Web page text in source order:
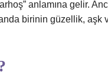
anlamına gelir.
birinin güzellik, aşk